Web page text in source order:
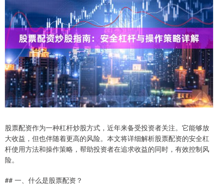
股票配资作为一种杠杆炒股方式，近年来备受投资者关注。它能够放
大收益，但也伴随着更高的风险。本文将详细解析股票配资的安全杠
杆使用方法和操作策略，帮助投资者在追求收益的同时，有效控制风
险。
## 一、什么是股票配资？